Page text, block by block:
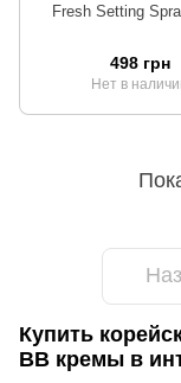
Fresh Setting
498 грн
Нет в
Купить
ВВ кремы в